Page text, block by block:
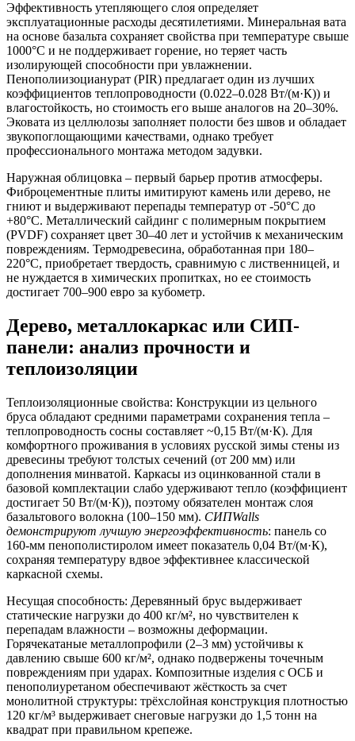
Эффективность утепляющего слоя определяет
эксплуатационные расходы десятилетиями. Минеральная вата
на основе базальта сохраняет свойства при температуре свыше
1000°C и не поддерживает горение, но теряет часть
изолирующей способности при увлажнении.
Пенополиизоцианурат (PIR) предлагает один из лучших
коэффициентов теплопроводности (0.022–0.028 Вт/(м·К)) и
влагостойкость, но стоимость его выше аналогов на 20–30%.
Эковата из целлюлозы заполняет полости без швов и обладает
звукопоглощающими качествами, однако требует
профессионального монтажа методом задувки.
Наружная облицовка – первый барьер против атмосферы.
Фиброцементные плиты имитируют камень или дерево, не
гниют и выдерживают перепады температур от -50°C до
+80°C. Металлический сайдинг с полимерным покрытием
(PVDF) сохраняет цвет 30–40 лет и устойчив к механическим
повреждениям. Термодревесина, обработанная при 180–
220°C, приобретает твердость, сравнимую с лиственницей, и
не нуждается в химических пропитках, но ее стоимость
достигает 700–900 евро за кубометр.
Дерево, металлокаркас или СИП-
панели: анализ прочности и
теплоизоляции
Теплоизоляционные свойства: Конструкции из цельного
бруса обладают средними параметрами сохранения тепла –
теплопроводность сосны составляет ~0,15 Вт/(м·К). Для
комфортного проживания в условиях русской зимы стены из
древесины требуют толстых сечений (от 200 мм) или
дополнения минватой. Каркасы из оцинкованной стали в
базовой комплектации слабо удерживают тепло (коэффициент
достигает 50 Вт/(м·К)), поэтому обязателен монтаж слоя
базальтового волокна (100–150 мм). СИПWalls
демонстрируют лучшую энергоэффективность: панель со
160-мм пенополистиролом имеет показатель 0,04 Вт/(м·К),
сохраняя температуру вдвое эффективнее классической
каркасной схемы.
Несущая способность: Деревянный брус выдерживает
статические нагрузки до 400 кг/м², но чувствителен к
перепадам влажности – возможны деформации.
Горячекатаные металлопрофили (2–3 мм) устойчивы к
давлению свыше 600 кг/м², однако подвержены точечным
повреждениям при ударах. Композитные изделия с ОСБ и
пенополиуретаном обеспечивают жёсткость за счет
монолитной структуры: трёхслойная конструкция плотностью
120 кг/м³ выдерживает снеговые нагрузки до 1,5 тонн на
квадрат при правильном крепеже.